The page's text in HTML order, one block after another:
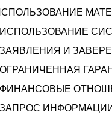
ИСПОЛЬЗОВАНИЕ
ЗАЯВЛЕНИЯ И
ОГРАНИЧЕННАЯ
ФИНАНСОВЫЕ
ЗАПРОС